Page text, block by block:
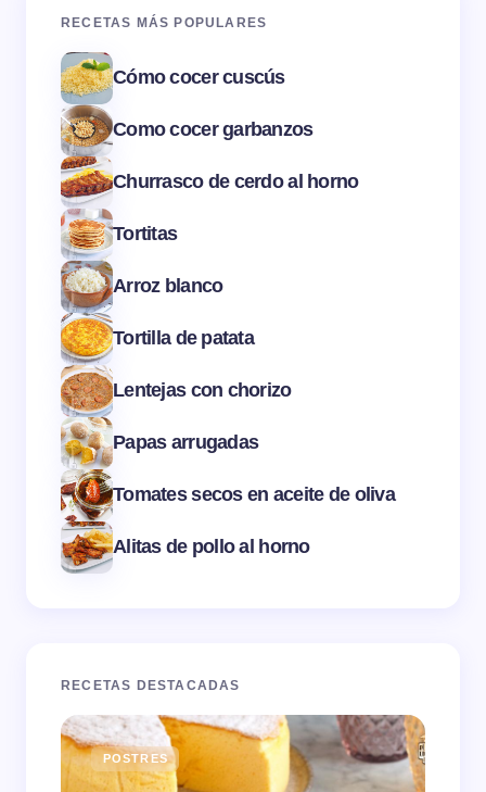
RECETAS MÁS POPULARES
Cómo cocer cuscús
Como cocer garbanzos
Churrasco de cerdo al horno
Tortitas
Arroz blanco
Tortilla de patata
Lentejas con chorizo
Papas arrugadas
Tomates secos en aceite de oliva
Alitas de pollo al horno
RECETAS DESTACADAS
POSTRES